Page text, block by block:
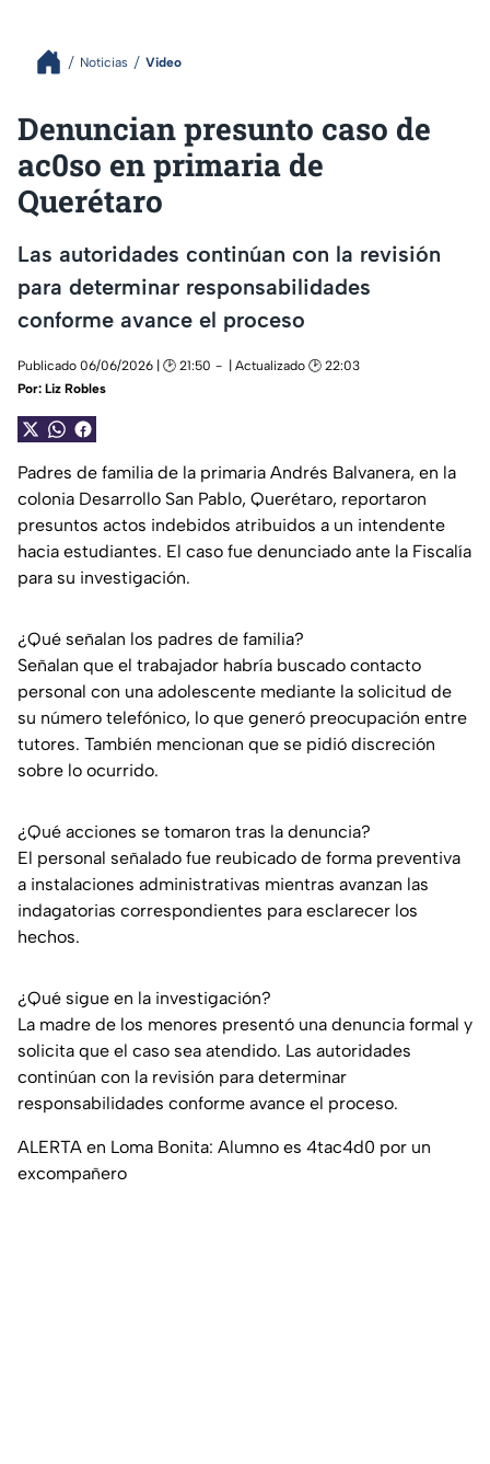
Noticias Video
Denuncian presunto caso de
ac0so en primaria de
Querétaro
Las autoridades continúan con la revisión
para determinar responsabilidades
conforme avance el proceso
Publicado 06/06/2026 | 🕑 21:50
| Actualizado 🕑 22:03
Por: Liz Robles
Padres de familia de la primaria Andrés Balvanera, en la
colonia Desarrollo San Pablo, Querétaro, reportaron
presuntos actos indebidos atribuidos a un intendente
hacia estudiantes. El caso fue denunciado ante la Fiscalía
para su investigación.
¿Qué señalan los padres de familia?
Señalan que el trabajador habría buscado contacto
personal con una adolescente mediante la solicitud de
su número telefónico, lo que generó preocupación entre
tutores. También mencionan que se pidió discreción
sobre lo ocurrido.
¿Qué acciones se tomaron tras la denuncia?
El personal señalado fue reubicado de forma preventiva
a instalaciones administrativas mientras avanzan las
indagatorias correspondientes para esclarecer los
hechos.
¿Qué sigue en la investigación?
La madre de los menores presentó una denuncia formal y
solicita que el caso sea atendido. Las autoridades
continúan con la revisión para determinar
responsabilidades conforme avance el proceso.
ALERTA en Loma Bonita: Alumno es 4tac4d0 por un
excompañero